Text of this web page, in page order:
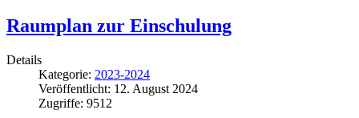
Raumplan zur Einschulung
Details
Kategorie: 2023-2024
Veröffentlicht: 12. August 2024
Zugriffe: 9512